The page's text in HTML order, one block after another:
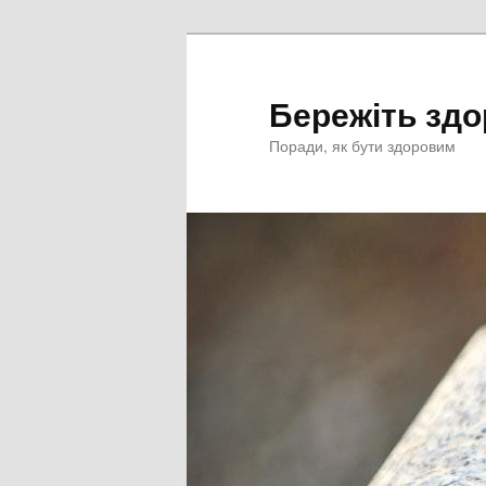
Бережіть
Поради, як бути здоровим